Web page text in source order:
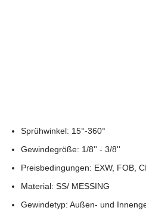
Sprühwinkel: 15°-360°
Gewindegröße: 1/8'' - 3/8''
Preisbedingungen: EXW, FOB,
Material: SS/ MESSING
Gewindetyp: Außen- und